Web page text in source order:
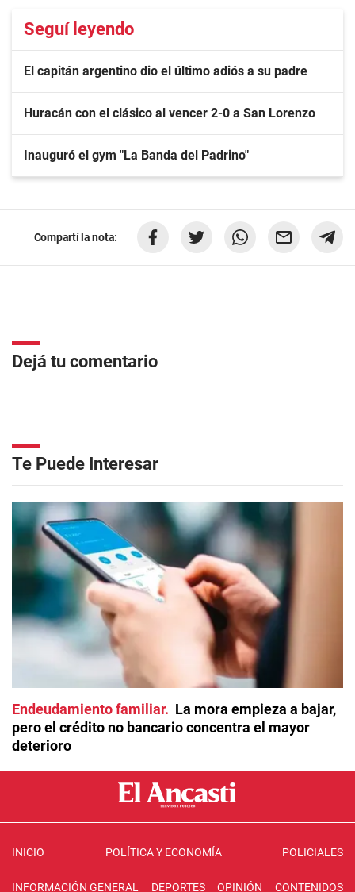
Seguí leyendo
El capitán argentino dio el último adiós a su padre
Huracán con el clásico al vencer 2-0 a San Lorenzo
Inauguró el gym "La Banda del Padrino"
Compartí la nota:
Dejá tu comentario
Te Puede Interesar
Endeudamiento familiar
La mora empieza a bajar,
pero el crédito no bancario concentra el mayor
deterioro
INICIO POLÍTICA Y ECONOMÍA POLICIALES
INFORMACIÓN GENERAL DEPORTES OPINIÓN CONTENIDOS